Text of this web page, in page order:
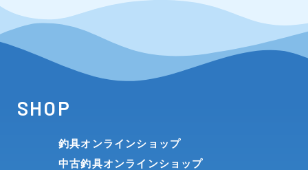
SHOP
釣具オンラインショップ
中古釣具オンラインショップ